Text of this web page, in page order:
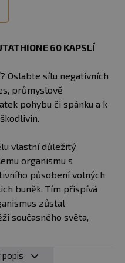
60 KAPSLÍ
Oslabte sílu negativních
průmyslově
pohybu či spánku a k
vlastní důležitý
organismu s
působení volných
buněk. Tím přispívá
zůstal
současného světa,
zajišťuje